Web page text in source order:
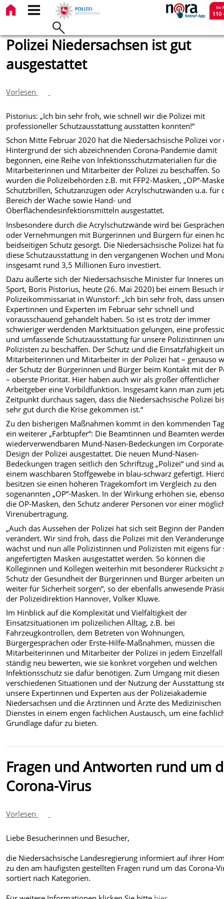
Polizei Niedersachsen ist gut
ausgestattet
Vorlesen
Pistorius: „Ich bin sehr froh, wie schnell wir die Polizei mit
professioneller Schutzausstattung ausstatten konnten!“
Schon Mitte Februar 2020 hat die Niedersächsische Polizei vor
Hintergrund der sich abzeichnenden Corona-Pandemie damit
begonnen, eine Reihe von Infektionsschutzmaterialien für die
Mitarbeiterinnen und Mitarbeiter der Polizei zu beschaffen. So
wurden die Polizeibehörden z.B. mit FFP2-Masken, „OP“-
Schutzbrillen, Schutzanzügen oder Acrylschutzwänden u.a. für
Bereich der Wache sowie Hand- und
Oberflächendesinfektionsmitteln ausgestattet.
Insbesondere durch die Acrylschutzwände wird bei
oder Vernehmungen mit Bürgerinnen und Bürgern für einen
beidseitigen Schutz gesorgt. Die Niedersächsische Polizei hat
diese Schutzausstattung in den vergangenen Wochen und
insgesamt rund 3,5 Millionen Euro investiert.
Dazu äußerte sich der Niedersächsische Minister für Inneres
Sport, Boris Pistorius, heute (26. Mai 2020) bei einem Besuch
Polizeikommissariat in Wunstorf: „Ich bin sehr froh, dass
Expertinnen und Experten im Februar sehr schnell und
vorausschauend gehandelt haben. So ist es trotz der immer
schwieriger werdenden Marktsituation gelungen, eine
und umfassende Schutzausstattung für unsere Polizistinnen
Polizisten zu beschaffen. Der Schutz und die Einsatzfähigkeit
Mitarbeiterinnen und Mitarbeiter in der Polizei hat – genauso
der Schutz der Bürgerinnen und Bürger beim Kontakt mit der
– oberste Priorität. Hier haben auch wir als großer öffentlicher
Arbeitgeber eine Vorbildfunktion. Insgesamt kann man zum
Zeitpunkt durchaus sagen, dass die Niedersächsische Polizei
sehr gut durch die Krise gekommen ist.“
Zu den bisherigen Maßnahmen kommt in den kommenden
ein weiterer „Farbtupfer“: Die Beamtinnen und Beamten
wiederverwendbaren Mund-Nasen-Bedeckungen im
Design der Polizei ausgestattet. Die neuen Mund-Nasen-
Bedeckungen tragen seitlich den Schriftzug „Polizei“ und sind
einem waschbaren Stoffgewebe in blau-schwarz gefertigt.
besitzen sie einen höheren Tragekomfort im Vergleich zu den
sogenannten „OP“-Masken. In der Wirkung erhöhen sie,
die OP-Masken, den Schutz anderer Personen vor einer
Virenübertragung.
„Auch das Aussehen der Polizei hat sich seit Beginn der
verändert. Wir sind froh, dass die Polizei mit den
wächst und nun alle Polizistinnen und Polizisten mit eigens für
angefertigten Masken ausgestattet werden. So können die
Kolleginnen und Kollegen weiterhin mit besonderer Rücksicht
Schutz der Gesundheit der Bürgerinnen und Bürger arbeiten
weiter für Sicherheit sorgen“, so der ebenfalls anwesende
der Polizeidirektion Hannover, Volker Kluwe.
Im Hinblick auf die Komplexität und Vielfältigkeit der
Einsatzsituationen im polizeilichen Alltag, z.B. bei
Fahrzeugkontrollen, dem Betreten von Wohnungen,
Bürgergesprächen oder Erste-Hilfe-Maßnahmen, müssen die
Mitarbeiterinnen und Mitarbeiter der Polizei in jedem
ständig neu bewerten, wie sie konkret vorgehen und welchen
Infektionsschutz sie dafür benötigen. Zum Umgang mit diesen
verschiedenen Situationen und der Nutzung der Ausstattung
unsere Expertinnen und Experten aus der Polizeiakademie
Niedersachsen und die Ärztinnen und Ärzte des Medizinischen
Dienstes in einem engen fachlichen Austausch, um eine
Grundlage dafür zu bieten.
Fragen und Antworten rund um
Corona-Virus
Vorlesen
Liebe Besucherinnen und Besucher,
die Niedersächsische Landesregierung informiert auf ihrer
zu den am häufigsten gestellten Fragen rund um das Corona-
sortiert nach Kategorien.